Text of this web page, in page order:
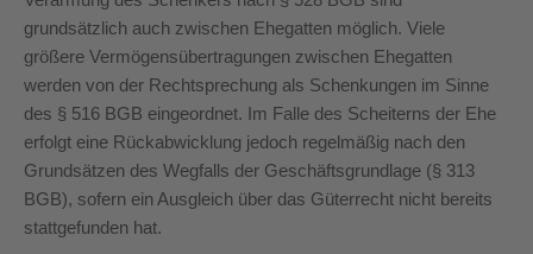
grundsätzlich auch zwischen Ehegatten möglich. Viele
größere Vermögensübertragungen zwischen Ehegatten
werden von der Rechtsprechung als Schenkungen im Sinne
des § 516 BGB eingeordnet. Im Falle des Scheiterns der Ehe
erfolgt eine Rückabwicklung jedoch regelmäßig nach den
Grundsätzen des Wegfalls der Geschäftsgrundlage (§ 313
BGB), sofern ein Ausgleich über das Güterrecht nicht bereits
stattgefunden hat.